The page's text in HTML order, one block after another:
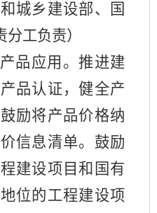
城乡建设部、国
分工负责）
品应用。推进建
品认证，健全产
励将产品价格纳
信息清单。鼓励
建设项目和国有
位的工程建设项